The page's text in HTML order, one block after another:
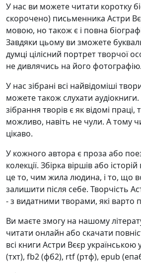
У нас ви можете читати коротку
скорочено) письменника Астри
мовою, но також є і повна
Завдяки цьому ви зможете
думці цілісний портрет творчої
не дивлячись на його фотографію.
У нас зібрані всі найвідоміші
можете також слухати
зібрання творів є як відомі праці,
можливо, навіть не чули. А тому
цікаво.
У кожного автора є проза або
колекції. Збірка віршів або
це то, чим жила людина, і то, що
залишити після себе. Творчість
- з видатними творами, які варто
Ви маєте змогу на нашому
читати онлайн або скачати
всі книги Астри Вєєр
(тхт), fb2 (фб2), rtf (ртф), epub